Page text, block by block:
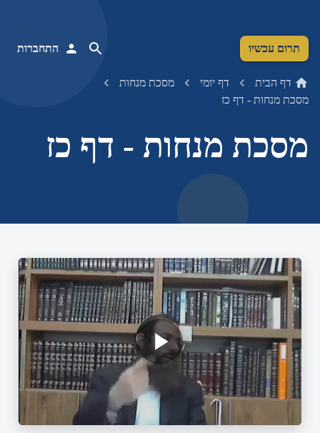
תרום עכשיו התחברות
דף הבית דף יומי
מסכת מנחות
מסכת מנחות - דף כז
מסכת מנחות - דף כז